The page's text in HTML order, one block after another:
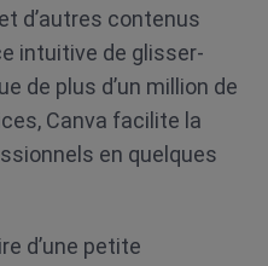
d’autres contenus
intuitive de glisser-
de plus d’un million de
Canva facilite la
en quelques
d’une petite